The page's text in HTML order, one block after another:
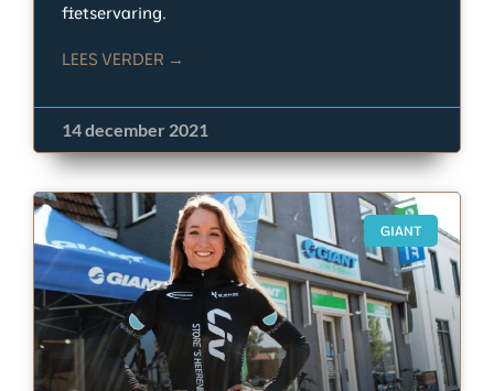
fietservaring.
LEES VERDER →
14 december 2021
GIANT